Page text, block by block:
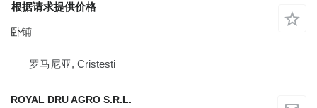
根据请求提供价格
卧铺
罗马尼亚, Cristesti
ROYAL DRU AGRO S.R.L.